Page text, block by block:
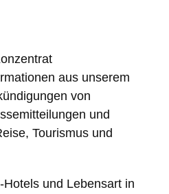
aus unserem
von
und
Tourismus und
und Lebensart in